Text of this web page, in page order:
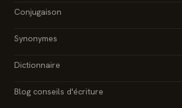
Conjugaison
Synonymes
Dictionnaire
Blog conseils d'écriture